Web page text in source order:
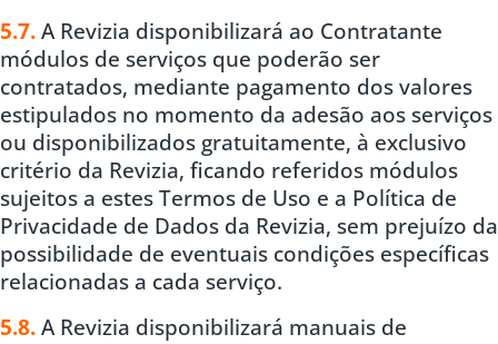
5.7. A Revizia disponibilizará ao Contratante
módulos de serviços que poderão ser
contratados, mediante pagamento dos valores
estipulados no momento da adesão aos serviços
ou disponibilizados gratuitamente, à exclusivo
critério da Revizia, ficando referidos módulos
sujeitos a estes Termos de Uso e a Política de
Privacidade de Dados da Revizia, sem prejuízo da
possibilidade de eventuais condições específicas
relacionadas a cada serviço.
5.8. A Revizia disponibilizará manuais de